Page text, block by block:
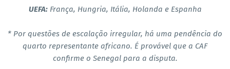
UEFA:França, Hungria, Itália, Holanda e Espanha
* Por questões de escalação irregular, há uma pendência do
quarto representante africano. É provável que a CAF
confirme o Senegal para a disputa.